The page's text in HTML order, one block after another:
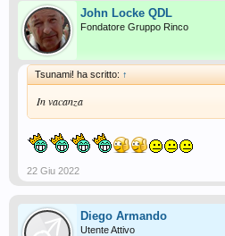
John Locke QDL
Fondatore Gruppo Rinco
Tsunami! ha scritto: ↑
In vacanza
22 Giu 2022
Diego Armando
Utente Attivo